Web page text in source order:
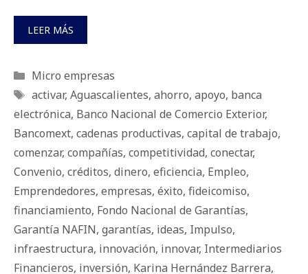
LEER MÁS
Categorías
Micro empresas
Etiquetas
activar, Aguascalientes, ahorro, apoyo, banca
electrónica, Banco Nacional de Comercio Exterior,
Bancomext, cadenas productivas, capital de trabajo,
comenzar, compañías, competitividad, conectar,
Convenio, créditos, dinero, eficiencia, Empleo,
Emprendedores, empresas, éxito, fideicomiso,
financiamiento, Fondo Nacional de Garantías,
Garantía NAFIN, garantías, ideas, Impulso,
infraestructura, innovación, innovar, Intermediarios
Financieros, inversión, Karina Hernández Barrera,